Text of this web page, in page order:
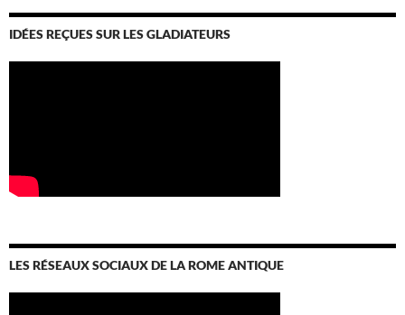
IDÉES REÇUES SUR LES GLADIATEURS
LES RÉSEAUX SOCIAUX DE LA ROME ANTIQUE